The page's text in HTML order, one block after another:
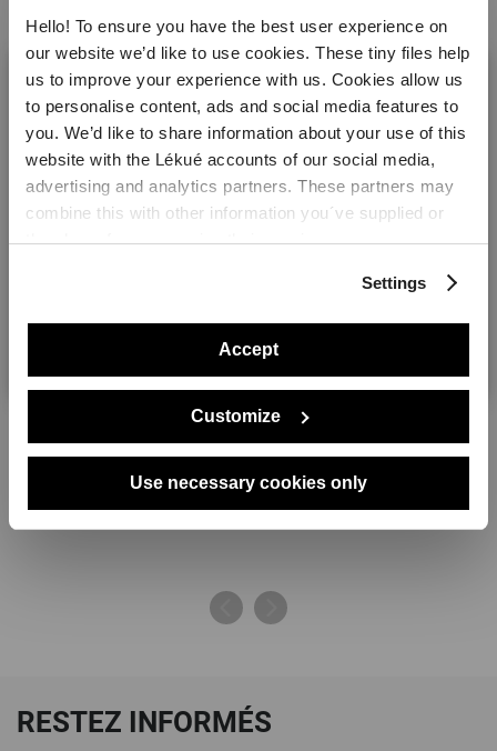
Hello! To ensure you have the best user experience on
our website we’d like to use cookies. These tiny files help
us to improve your experience with us. Cookies allow us
to personalise content, ads and social media features to
you. We’d like to share information about your use of this
website with the Lékué accounts of our social media,
advertising and analytics partners. These partners may
combine this with other information you´ve supplied or
they have from you using their services.
Settings
Accept
Customize
Use necessary cookies only
Matériau Platinum Silicone
Fabriqué en : China
Poids 0.1 kg
Dimensions
Hauteur: 3 cm
Longueur: 11,5 cm
Made By You
RESTEZ INFORMÉS
Welcome! It looks like you are visiting lekue.com from
the United States. Would you prefer to visit the United
No, thanks